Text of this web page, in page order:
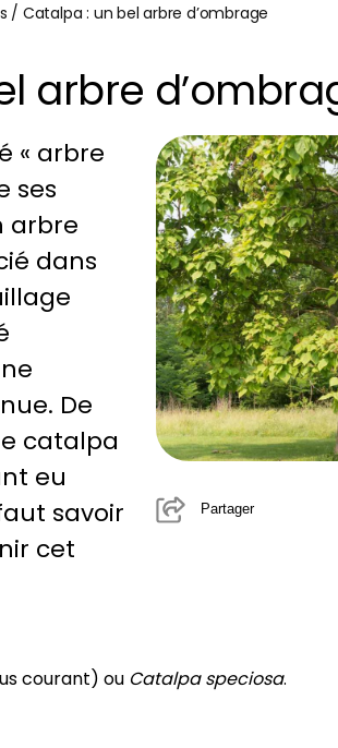
/ Catalpa : un bel arbre d’ombrage
arbre
Partager
« arbre
ses
arbre
dans
De
catalpa
eu
savoir
cet
courant) ou Catalpa speciosa.